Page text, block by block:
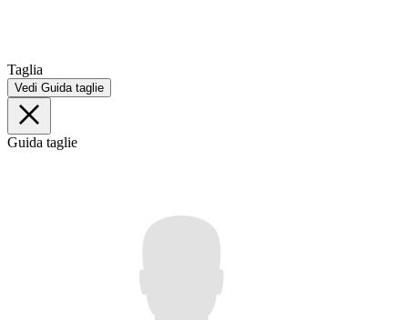
Taglia
Vedi Guida taglie
Guida taglie